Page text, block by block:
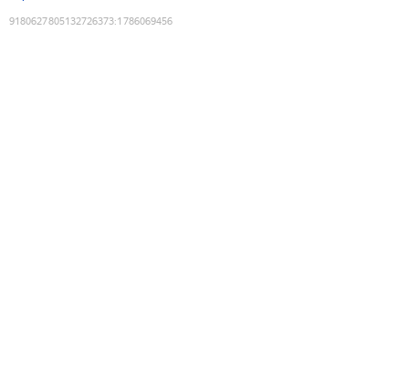
9180627805132726373:1786069456